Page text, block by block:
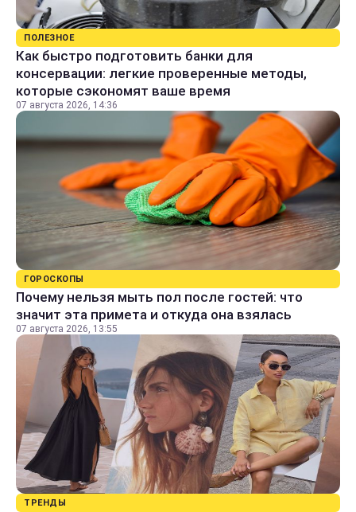
ПОЛЕЗНОЕ
Как быстро подготовить банки для
консервации: легкие проверенные методы,
которые сэкономят ваше время
07 августа 2026, 14:36
ГОРОСКОПЫ
Почему нельзя мыть пол после гостей: что
значит эта примета и откуда она взялась
07 августа 2026, 13:55
ТРЕНДЫ